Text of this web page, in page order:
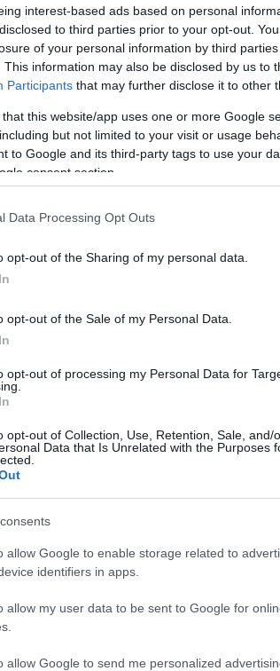
interest-based ads based on personal
to third parties prior to your opt-out.
of your personal information by third
This information may also be disclosed by us to
Participants that may further disclose it to other
that this website/app uses one or more Google
but not limited to your visit or usage
to Google and its third-party tags to use your
consent section.
Data Processing Opt Outs
opt-out of the Sharing of my personal data.
opt-out of the Sale of my Personal Data.
opt-out of processing my Personal Data for
opt-out of Collection, Use, Retention, Sale, and/
Data that Is Unrelated with the Purposes
allow Google to enable storage related to
identifiers in apps.
allow my user data to be sent to Google for
allow Google to send me personalized
− becslések szerint több
a világos rózsaszínen át a fehérig
érdekesség Japánról
- Guinness World Records
szobrot
2018-ban Guinness-rekordot állított
3175 kilogrammot nyomott, és több